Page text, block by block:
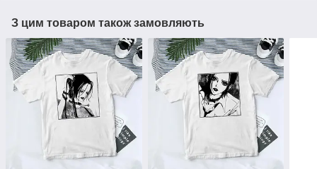
З цим товаром також замовляють